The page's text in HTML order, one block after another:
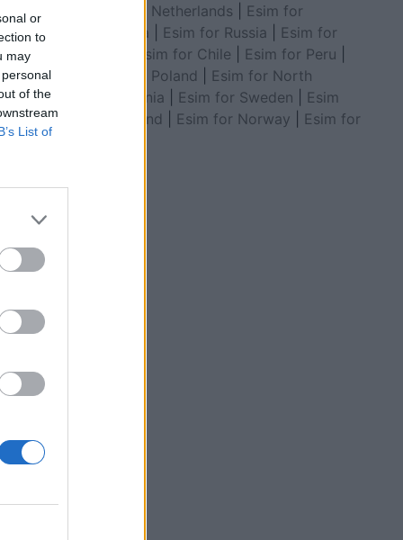
or
to
may
of the
List of
Esim for Netherlands
Esim for
Australia
Esim for Russia
Esim for
Esim for Chile Esim for Peru
Esim for Poland
Esim for North
Macedonia
Esim for Sweden
Esim
for Finland
Esim for Norway
Esim for